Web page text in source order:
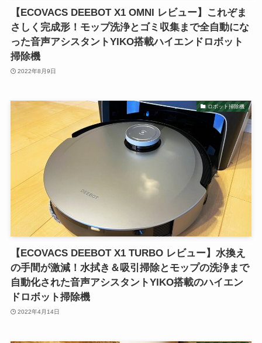
【ECOVACS DEEBOT X1 OMNI レビュー】これぞま
さしく完成形！モップ洗浄とゴミ収集まで全自動にな
った音声アシスタントYIKO搭載ハイエンドロボット
掃除機
2022年8月9日
ロボット掃除機
【ECOVACS DEEBOT X1 TURBO レビュー】水換え
の手間が激減！水拭き＆吸引掃除とモップの洗浄まで
自動化された音声アシスタントYIKO搭載のハイエン
ドロボット掃除機
2022年4月14日